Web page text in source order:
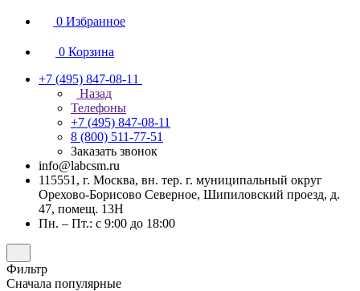
0 Избранное
0 Корзина
+7 (495) 847-08-11
Назад
Телефоны
+7 (495) 847-08-11
8 (800) 511-77-51
Заказать звонок
info@labcsm.ru
115551, г. Москва, вн. тер. г. муниципальный округ
Орехово-Борисово Северное, Шипиловский проезд, д.
47, помещ. 13Н
Пн. – Пт.: с 9:00 до 18:00
Фильтр
Сначала популярные